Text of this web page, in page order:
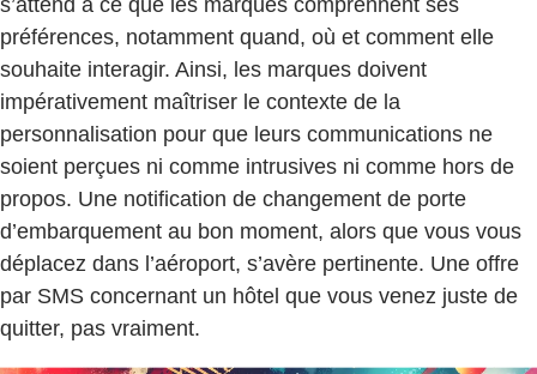
préférences, notamment quand, où et comment elle
souhaite interagir. Ainsi, les marques doivent
impérativement maîtriser le contexte de la
personnalisation pour que leurs communications ne
soient perçues ni comme intrusives ni comme hors de
propos. Une notification de changement de porte
d’embarquement au bon moment, alors que vous vous
déplacez dans l’aéroport, s’avère pertinente. Une offre
par SMS concernant un hôtel que vous venez juste de
quitter, pas vraiment.